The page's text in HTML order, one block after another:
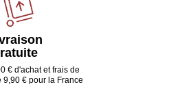
€ d'achat et frais de
9,90 € pour la France